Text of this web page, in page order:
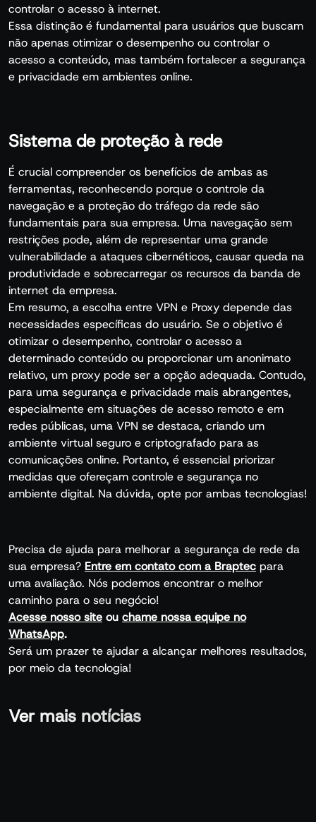
controlar o acesso à internet.
Essa distinção é fundamental para usuários que buscam
não apenas otimizar o desempenho ou controlar o
acesso a conteúdo, mas também fortalecer a segurança
e privacidade em ambientes online.
Sistema de proteção à rede
É crucial compreender os benefícios de ambas as
ferramentas, reconhecendo porque o controle da
navegação e a proteção do tráfego da rede são
fundamentais para sua empresa. Uma navegação sem
restrições pode, além de representar uma grande
vulnerabilidade a ataques cibernéticos, causar queda na
produtividade e sobrecarregar os recursos da banda de
internet da empresa.
Em resumo, a escolha entre VPN e Proxy depende das
necessidades específicas do usuário. Se o objetivo é
otimizar o desempenho, controlar o acesso a
determinado conteúdo ou proporcionar um anonimato
relativo, um proxy pode ser a opção adequada. Contudo,
para uma segurança e privacidade mais abrangentes,
especialmente em situações de acesso remoto e em
redes públicas, uma VPN se destaca, criando um
ambiente virtual seguro e criptografado para as
comunicações online. Portanto, é essencial priorizar
medidas que ofereçam controle e segurança no
ambiente digital. Na dúvida, opte por ambas tecnologias!
Precisa de ajuda para melhorar a segurança de rede da
sua empresa? Entre em contato com a Braptec para
uma avaliação. Nós podemos encontrar o melhor
caminho para o seu negócio!
Acesse nosso site ou chame nossa equipe no
WhatsApp.
Será um prazer te ajudar a alcançar melhores resultados,
por meio da tecnologia!
Ver mais notícias